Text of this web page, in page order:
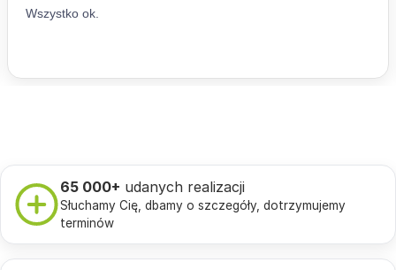
65 000+ udanych realizacji
Słuchamy Cię, dbamy o szczegóły, dotrzymujemy
terminów